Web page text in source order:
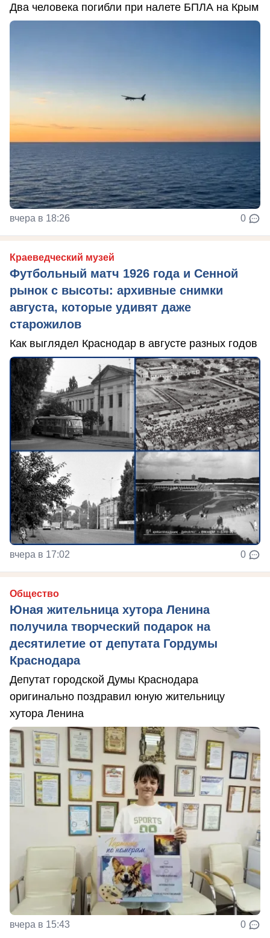
Два человека погибли при налете БПЛА на Крым
вчера в 18:26 0
Краеведческий музей
Футбольный матч 1926 года и Сенной
рынок с высоты: архивные снимки
августа, которые удивят даже
старожилов
Как выглядел Краснодар в августе разных годов
вчера в 17:02 0
Общество
Юная жительница хутора Ленина
получила творческий подарок на
десятилетие от депутата Гордумы
Краснодара
Депутат городской Думы Краснодара
оригинально поздравил юную жительницу
хутора Ленина
вчера в 15:43 0